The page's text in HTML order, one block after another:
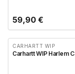
59,90 €
CARHARTT WIP
Carhartt WIP Harlem